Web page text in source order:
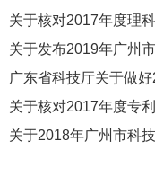
关于核对2017年度理
关于2018年广州市科